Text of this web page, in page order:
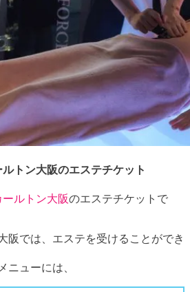
トン大阪のエステチケット
ルトン大阪のエステチケットで
阪では、エステを受けることができ
ニューには、